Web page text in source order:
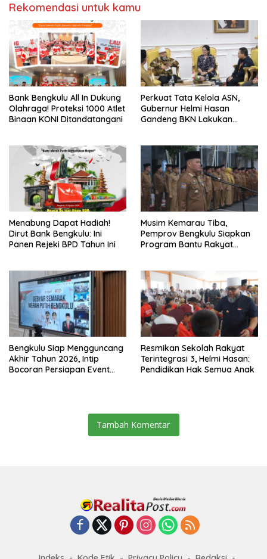
Rekomendasi untuk kamu
Bank Bengkulu All In Dukung
Olahraga! Proteksi 1000 Atlet
Binaan KONI Ditandatangani
Perkuat Tata Kelola ASN,
Gubernur Helmi Hasan
Gandeng BKN Lakukan
Menabung Dapat Hadiah!
Dirut Bank Bengkulu: Ini
Panen Rejeki BPD Tahun Ini
Musim Kemarau Tiba,
Pemprov Bengkulu Siapkan
Program Bantu Rakyat
Bengkulu Siap Mengguncang
Akhir Tahun 2026, Intip
Bocoran Persiapan Event
Resmikan Sekolah Rakyat
Terintegrasi 3, Helmi Hasan:
Pendidikan Hak Semua Anak
Tambah Komentar